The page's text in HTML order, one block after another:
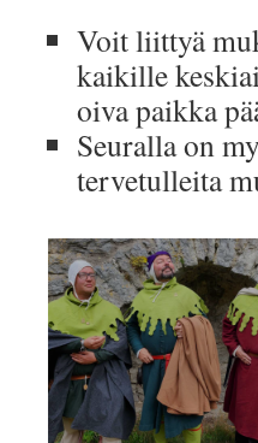
Voit liittyä
kaikille
oiva paikka
Seuralla on
tervetulleita